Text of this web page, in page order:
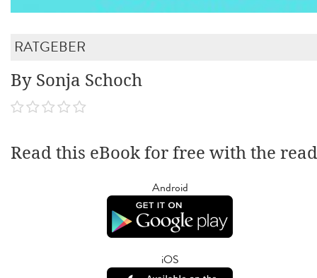
RATGEBER
By Sonja Schoch
Read this eBook for free with the
Android
iOS